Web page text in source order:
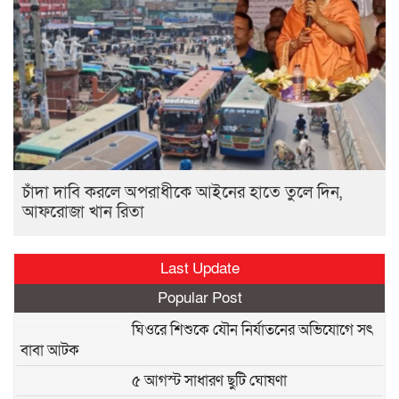
চাঁদা দাবি করলে অপরাধীকে আইনের হাতে তুলে দিন,
আফরোজা খান রিতা
Last Update
Popular Post
ঘিওরে শিশুকে যৌন নির্যাতনের অভিযোগে সৎ
বাবা আটক
৫ আগস্ট সাধারণ ছুটি ঘোষণা